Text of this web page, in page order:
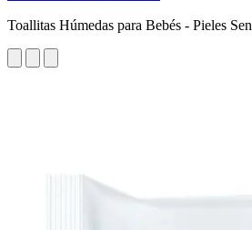
Toallitas Húmedas para Bebés - Pieles